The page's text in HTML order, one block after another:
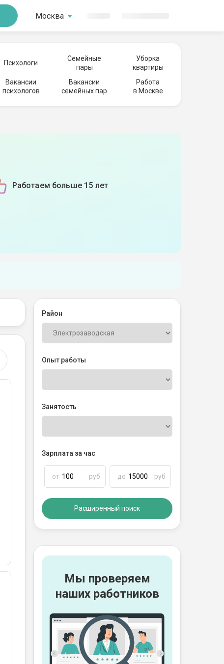
Москва
Психологи
Семейные
пары
Уборка
квартиры
Вакансии
психологов
Вакансии
семейных пар
Работа
в Москве
Работаем больше 15 лет
Район
Опыт работы
Занятость
Зарплата за час
от руб до руб
Расширенный поиск
Мы проверяем
наших работников